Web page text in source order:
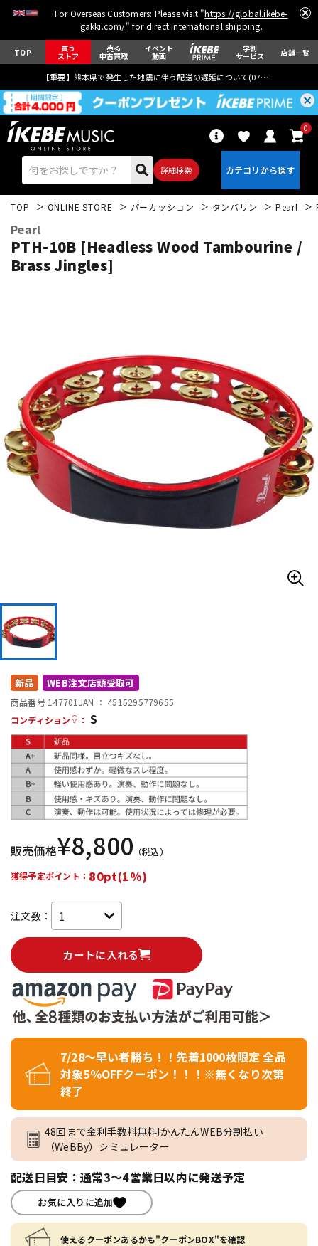
For Overseas Customers: Please visit "https://global.ikebe-
gakki.com/" for direct international shipping.
TOP 買う
ストア
売る
中古買取
イベント
動画
学割
サービス 店舗一覧
【重要】熊本県で発生した地震に伴う配送の遅延について(07月29日
詳細検索
0
ドラム パーカッション
管楽器 その他楽器
配信/ライブ機器
中古 ヴィンテージ
TOP ONLINE STORE パーカッション タンバリン Pearl
Pearl
PTH-10B [Headless Wood Tambourine /
Brass Jingles]
新品 WEB注文店頭受取可
商品番号 147701 JAN ： 4515295779655
コンディション
： S
販売価格¥8,800 （税込）
獲得予定ポイント： 80pt(1%)
注文数：
カートに入れる
7/28～早い者勝ち！！先着1000枚限定 全品
対象5％OFFクーポン！！！※無くなり次第
終了
48回まで金利手数料無料!かんたんWEB分割払い
（WeBBy）シミュレーター
配送日目安：通常3～4営業日以内に発送予定
お気に入りに追加
使えるクーポンあるかも"クーポンBOX"を確認